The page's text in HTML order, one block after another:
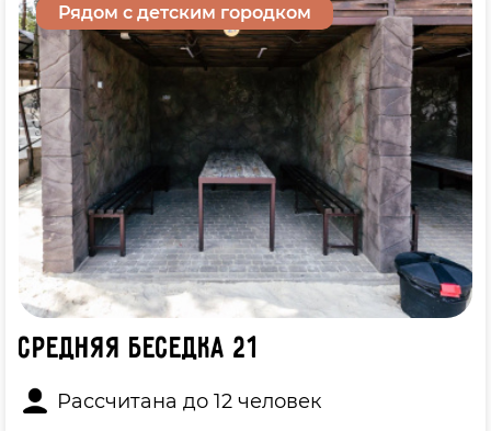
Рядом с детским городком
Средняя беседка 21
Рассчитана до 12 человек